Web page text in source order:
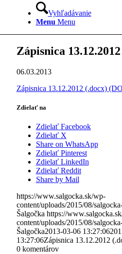
Vyhľadávanie
Menu Menu
Zápisnica
06.03.2013
Zápisnica 13.12.2012 (.docx)
Zdielať na
Zdielať Facebook
Zdielať X
Share on WhatsApp
Zdielať Pinterest
Zdielať LinkedIn
Zdielať Reddit
Share by Mail
https://www.salgocka.sk/wp-
content/uploads/2015/08/
Šalgočka https://
content/uploads/2015/08/
Šalgočka2013-03-06 13:27:06
13:27:06Zápisnica 13.12.2012
0 komentárov